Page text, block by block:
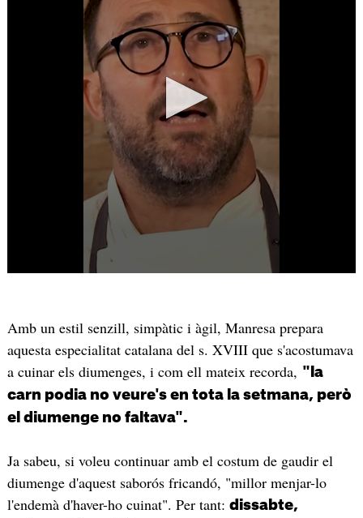
Amb un estil senzill, simpàtic i àgil, Manresa prepara
aquesta especialitat catalana del s. XVIII que s'acostumava
a cuinar els diumenges, i com ell mateix recorda, "la
carn podia no veure's en tota la setmana, però
el diumenge no faltava".
Ja sabeu, si voleu continuar amb el costum de gaudir el
diumenge d'aquest saborós fricandó, "millor menjar-lo
l'endemà d'haver-ho cuinat". Per tant: dissabte,